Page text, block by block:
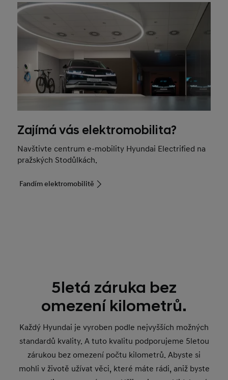
Zajímá vás elektromobilita?
Navštivte centrum e-mobility Hyundai Electrified na
pražských Stodůlkách.
Fandím elektromobilitě
5letá záruka bez
omezení kilometrů.
Každý Hyundai je vyroben podle nejvyšších možných
standardů kvality. A tuto kvalitu podporujeme 5letou
zárukou bez omezení počtu kilometrů. Abyste si
mohli v životě užívat věci, které máte rádi, aniž byste